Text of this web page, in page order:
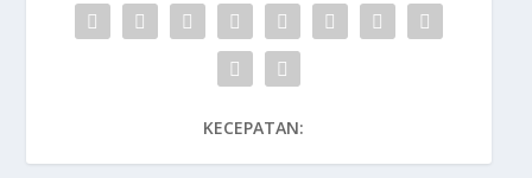
KECEPATAN: